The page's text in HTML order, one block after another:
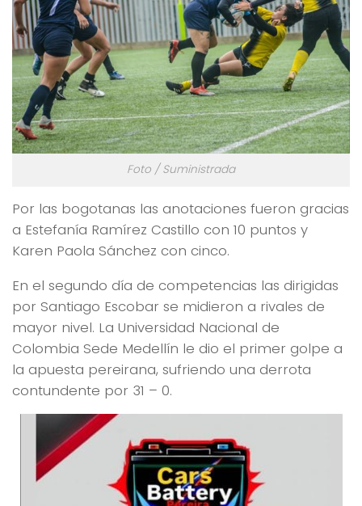
Foto / Suministrada
Por las bogotanas las anotaciones fueron gracias
a Estefanía Ramírez Castillo con 10 puntos y
Karen Paola Sánchez con cinco.
En el segundo día de competencias las dirigidas
por Santiago Escobar se midieron a rivales de
mayor nivel. La Universidad Nacional de
Colombia Sede Medellín le dio el primer golpe a
la apuesta pereirana, sufriendo una derrota
contundente por 31 – 0.